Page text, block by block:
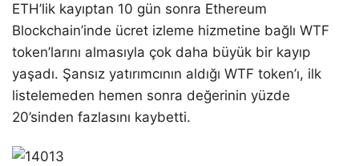
ETH’lik kayıptan 10 gün sonra Ethereum
Blockchain’inde ücret izleme hizmetine bağlı WTF
token’larını almasıyla çok daha büyük bir kayıp
yaşadı. Şansız yatırımcının aldığı WTF token’ı, ilk
listelemeden hemen sonra değerinin yüzde
20’sinden fazlasını kaybetti.